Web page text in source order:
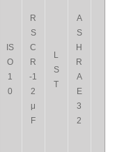
IS
O
1
0
R
S
C
R
-1
2
μ
F
L
S
T
A
S
H
R
A
E
3
2